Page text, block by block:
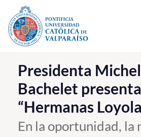
Click acá para ir directamente al
La Universidad
Investigación, Creación e
PUCV Internacional
Vinculación con el Medio
Presidenta
Bachelet
“Hermanas
En la oportunidad, la